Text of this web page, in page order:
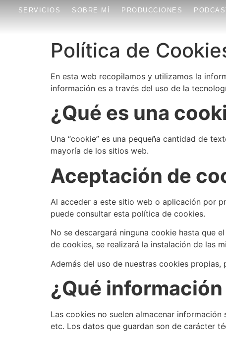
SERVICIOS SOBRE MÍ PRODUCCIONES
Política de
En esta web recopilamos y utilizamos la
información es a través del uso de la
¿Qué es una
Una “cookie” es una pequeña cantidad de
mayoría de los sitios web.
Aceptación de
Al acceder a este sitio web o aplicación por
puede consultar esta política de cookies.
No se descargará ninguna cookie hasta que
de cookies, se realizará la instalación de las
Además del uso de nuestras cookies
¿Qué
Las cookies no suelen almacenar
etc. Los datos que guardan son de carácter